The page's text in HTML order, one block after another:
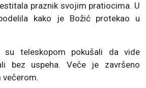
praznik svojim pratiocima. U
kako je Božić protekao u
su teleskopom pokušali da vide
bez uspeha. Veče je završeno
večerom.